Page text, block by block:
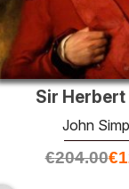
Sir Herbert
John
€204.00€